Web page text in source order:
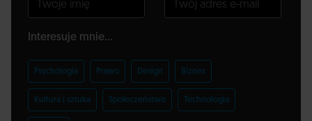
Interesuje mnie...
Psychologia Prawo Design Biznes
Kultura i sztuka Społeczeństwo Technologia